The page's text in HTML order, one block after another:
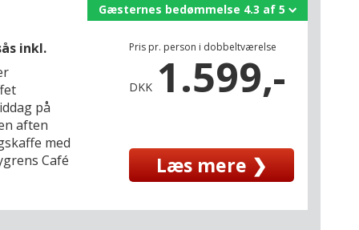
inkl.
på
aften
med
Café
Pris pr. person i dobbeltværelse
DKK 1.599,-
Læs mere ❯
Gæsternes bedømmelse 4.3 af 5